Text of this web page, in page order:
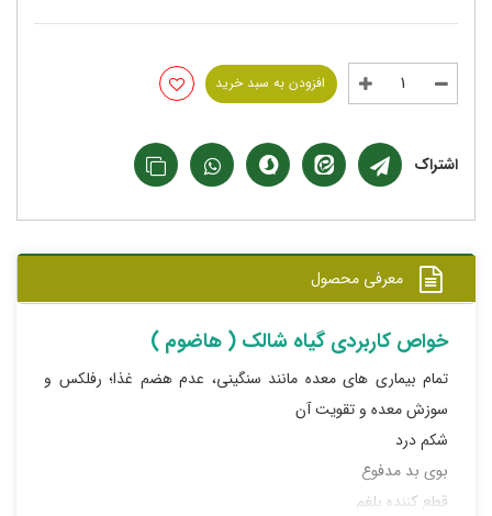
افزودن به سبد خرید
اشتراک
معرفی محصول
خواص کاربردی گیاه شالک ( هاضوم )
تمام بیماری های معده مانند سنگینی، عدم هضم غذا؛ رفلکس و
سوزش معده و تقویت آن
شکم درد
بوی بد مدفوع
قطع کننده بلغم